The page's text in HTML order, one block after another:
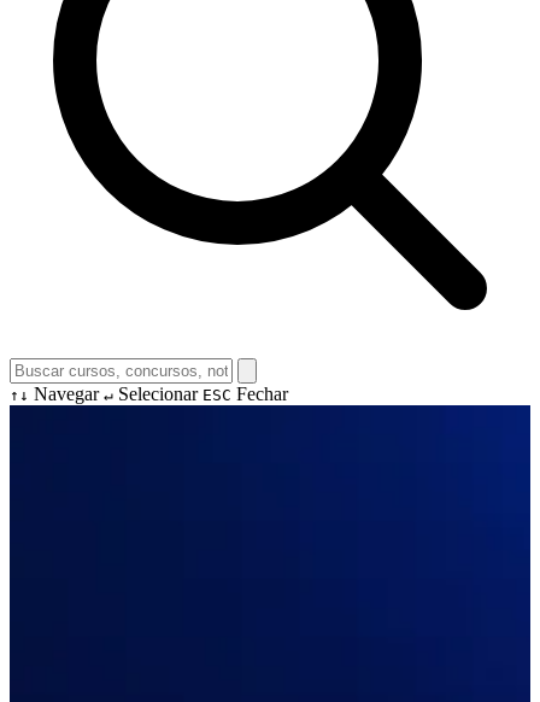
↑↓ Navegar ↵ Selecionar ESC Fechar